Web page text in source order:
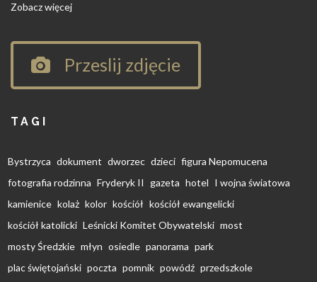
Zobacz więcej
Przeslij zdjęcie
TAGI
Bystrzyca dokument dworzec dzieci figura Nepomucena
fotografia rodzinna Fryderyk II gazeta hotel I wojna światowa
kamienice kolaż kolor kościół kościół ewangelicki
kościół katolicki Leśnicki Komitet Obywatelski most
mosty Średzkie młyn osiedle panorama park
plac świętojański poczta pomnik powódź przedszkole